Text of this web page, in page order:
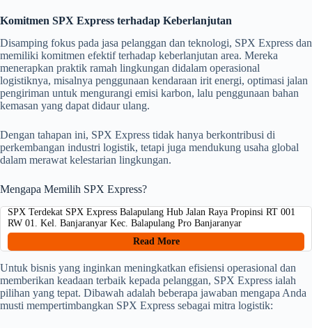
Komitmen SPX Express terhadap Keberlanjutan
Disamping fokus pada jasa pelanggan dan teknologi, SPX Express dan
memiliki komitmen efektif terhadap keberlanjutan area. Mereka
menerapkan praktik ramah lingkungan didalam operasional
logistiknya, misalnya penggunaan kendaraan irit energi, optimasi jalan
pengiriman untuk mengurangi emisi karbon, lalu penggunaan bahan
kemasan yang dapat didaur ulang.
Dengan tahapan ini, SPX Express tidak hanya berkontribusi di
perkembangan industri logistik, tetapi juga mendukung usaha global
dalam merawat kelestarian lingkungan.
Mengapa Memilih SPX Express?
SPX Terdekat SPX Express Balapulang Hub Jalan Raya Propinsi RT 001
RW 01. Kel. Banjaranyar Kec. Balapulang Pro Banjaranyar
Read More
Untuk bisnis yang inginkan meningkatkan efisiensi operasional dan
memberikan keadaan terbaik kepada pelanggan, SPX Express ialah
pilihan yang tepat. Dibawah adalah beberapa jawaban mengapa Anda
musti mempertimbangkan SPX Express sebagai mitra logistik: